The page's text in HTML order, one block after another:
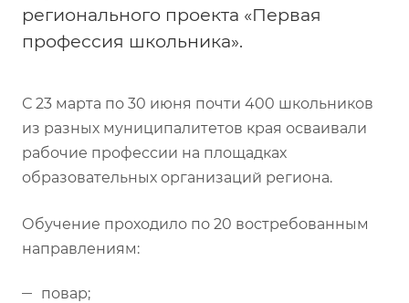
регионального проекта «Первая
профессия школьника».
С 23 марта по 30 июня почти 400 школьников
из разных муниципалитетов края осваивали
рабочие профессии на площадках
образовательных организаций региона.
Обучение проходило по 20 востребованным
направлениям:
повар;